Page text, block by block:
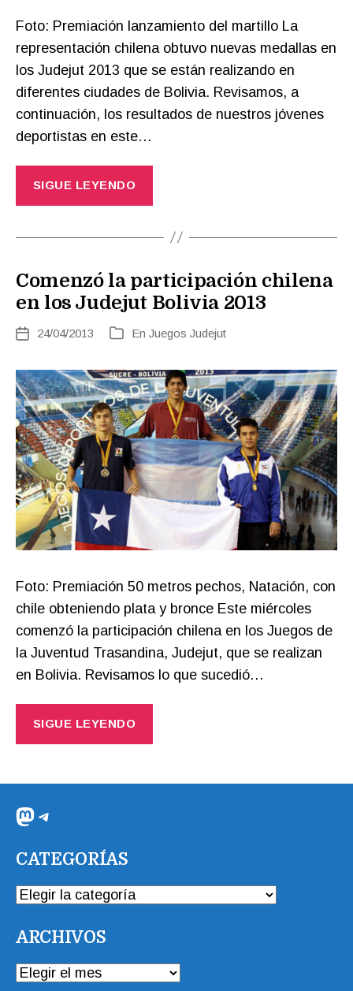
Foto: Premiación lanzamiento del martillo La
representación chilena obtuvo nuevas medallas en
los Judejut 2013 que se están realizando en
diferentes ciudades de Bolivia. Revisamos, a
continuación, los resultados de nuestros jóvenes
deportistas en este…
SIGUE LEYENDO
Comenzó la participación chilena
en los Judejut Bolivia 2013
Fecha
la
entrada
24/04/2013 Categorías
En Juegos Judejut
Foto: Premiación 50 metros pechos, Natación, con
chile obteniendo plata y bronce Este miércoles
comenzó la participación chilena en los Juegos de
la Juventud Trasandina, Judejut, que se realizan
en Bolivia. Revisamos lo que sucedió…
SIGUE LEYENDO
Mastodon
Telegram
CATEGORÍAS
CATEGORÍAS
ARCHIVOS
ARCHIVOS